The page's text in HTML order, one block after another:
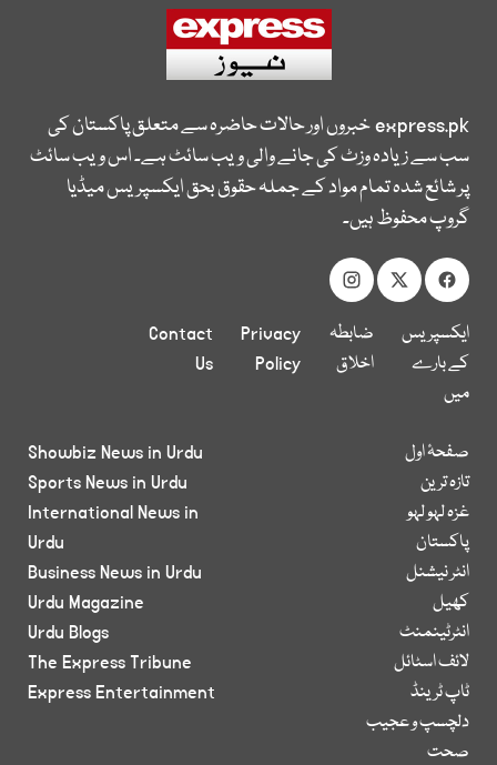
express.pkخبروں اور حالات حاضرہ سے متعلق پاکستان کی
سب سے زیادہ وزٹ کی جانے والی ویب سائٹ ہے۔ اس ویب سائٹ
پر شائع شدہ تمام مواد کے جملہ حقوق بحق ایکسپریس میڈیا
گروپ محفوظ ہیں۔
ایکسپریس
کے بارے
میں
ضابطہ
اخلاق
Privacy
Policy
Contact
Us
صفحۂ اول
تازہ ترین
غزہ لہو لہو
پاکستان
انٹر نیشنل
کھیل
انٹرٹینمنٹ
لائف اسٹائل
ٹاپ ٹرینڈ
دلچسپ و عجیب
صحت
Showbiz News in Urdu
Sports News in Urdu
International News in
Urdu
Business News in Urdu
Urdu Magazine
Urdu Blogs
The Express Tribune
Express Entertainment